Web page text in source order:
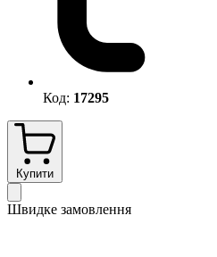
Код: 17295
Купити
Швидке замовлення